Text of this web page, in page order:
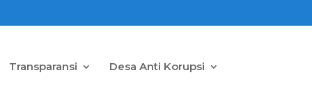
Transparansi Desa Anti Korupsi